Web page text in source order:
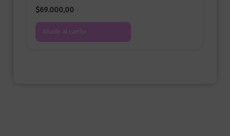
$69.000,00
Añadir al carrito